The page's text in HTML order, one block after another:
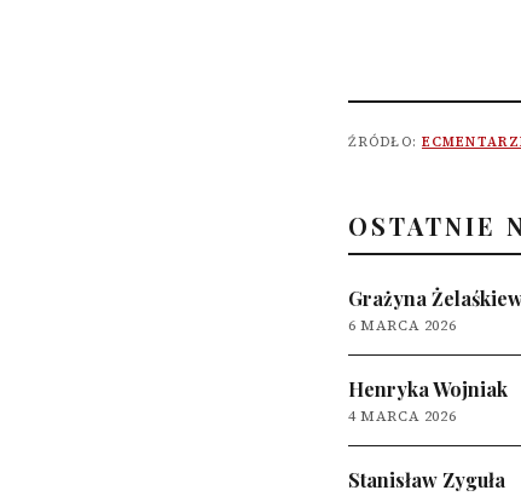
ŹRÓDŁO:
OSTATNIE
Grażyna
6 MARCA 2026
Henryka Wojniak
4 MARCA 2026
Stanisław Zyguła